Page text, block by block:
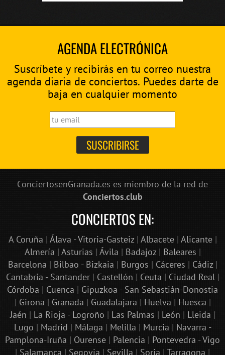
AGENDA ELECTRÓNICA
Suscríbete y recibirás en tu correo nuestra
agenda diaria de conciertos. Puedes darte de
baja en cualquier momento
ConciertosenGranada.es es miembro de la red de
Conciertos.club
CONCIERTOS EN:
A Coruña | Álava - Vitoria-Gasteiz| Albacete| Alicante|
Almería | Asturias | Ávila | Badajoz| Baleares |
Barcelona | Bilbao - Bizkaia | Burgos | Cáceres | Cádiz|
Cantabria - Santander| Castellón | Ceuta | Ciudad Real|
Córdoba | Cuenca | Gipuzkoa - San Sebastián-Donostia
| Girona | Granada | Guadalajara | Huelva | Huesca |
Jaén | La Rioja - Logroño | Las Palmas | León | Lleida |
Lugo | Madrid | Málaga | Melilla | Murcia | Navarra -
Pamplona-Iruña | Ourense | Palencia | Pontevedra - Vigo
| Salamanca | Segovia | Sevilla | Soria | Tarragona |